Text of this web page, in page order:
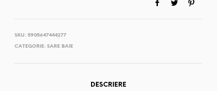
SKU: 5905647444277
CATEGORIE: SARE BAIE
DESCRIERE